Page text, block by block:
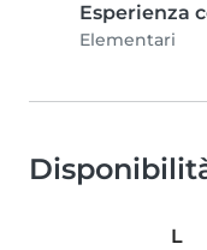
Esperienza
Elementari
L